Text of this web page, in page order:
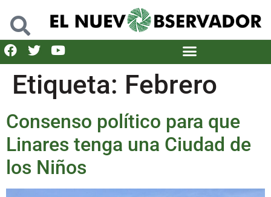
Etiqueta: Febrero
Consenso político para que
Linares tenga una Ciudad de
los Niños